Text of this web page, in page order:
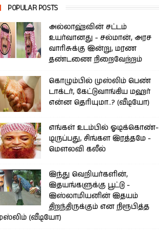
POPULAR POSTS
அல்லாஹ்வின் சட்டம்
உயர்வானது - சல்மான், அரச
வாரிசுக்கு இன்று, மரண
தண்டணை நிறைவேற்றம்
கொழும்பில் முஸ்லிம் பெண்
டாக்டர், கேட்டுவாங்கிய மஹர்
என்ன தெரியுமா..? (வீடியோ)
எங்கள் உடம்பில் ஓடிக்­கொண்­
டி­ருப்­பது, சிங்­கள இரத்­தமே -
மௌலவி கலீல்
இந்து வெறியர்களின்,
இதயங்களுக்கு பூட்டு -
இஸ்லாமியனின் இதயம்
திறந்திருக்கும் என நிரூபித்த
(வீடியோ)